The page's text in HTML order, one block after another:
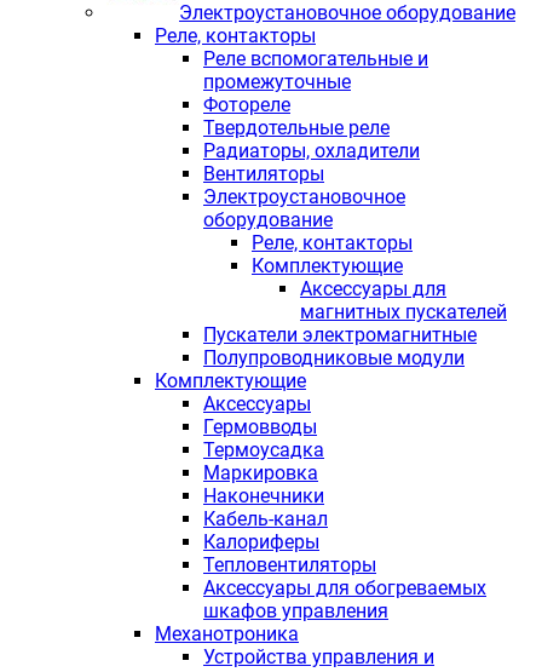
Электроустановочное оборудование
Реле, контакторы
Реле вспомогательные и
промежуточные
Фотореле
Твердотельные реле
Радиаторы, охладители
Вентиляторы
Электроустановочное
оборудование
Реле, контакторы
Комплектующие
Аксессуары для
магнитных пускателей
Пускатели электромагнитные
Полупроводниковые модули
Комплектующие
Аксессуары
Гермовводы
Термоусадка
Маркировка
Наконечники
Кабель-канал
Калориферы
Тепловентиляторы
Аксессуары для обогреваемых
шкафов управления
Механотроника
Устройства управления и